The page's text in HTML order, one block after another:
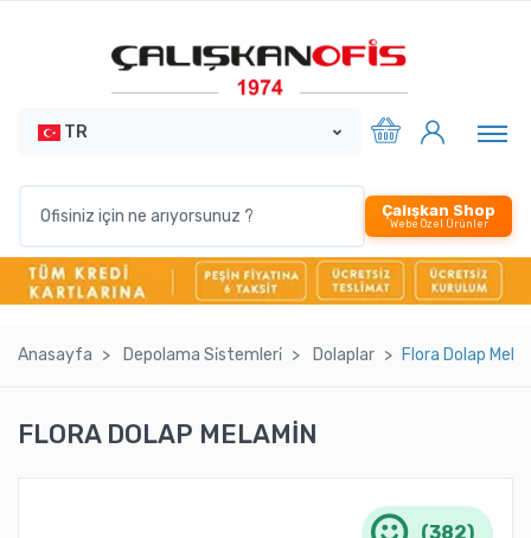
TR
Çalışkan Shop
Webe Özel Ürünler
Anasayfa Depolama Si̇stemleri̇ Dolaplar Flora Dolap
FLORA DOLAP MELAMİN
(382)